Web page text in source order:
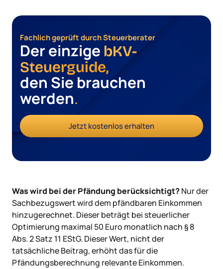
Fachlich geprüft durch Steuerberater
Der einzige bKV-
Steuerguide,
den Sie brauchen
werden.
Jetzt kostenlos erhalten
Was wird bei der Pfändung berücksichtigt?Nur der
Sachbezugswert wird dem pfändbaren Einkommen
hinzugerechnet. Dieser beträgt bei steuerlicher
Optimierung maximal 50 Euro monatlich nach § 8
Abs. 2 Satz 11 EStG. Dieser Wert, nicht der
tatsächliche Beitrag, erhöht das für die
Pfändungsberechnung relevante Einkommen.